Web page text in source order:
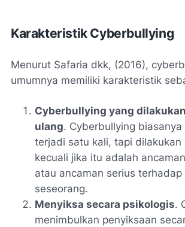
Karakteristik Cyberbullying
Menurut Safaria dkk, (2016),
umumnya memiliki karakteristik
Cyberbullying yang
ulang. Cyberbullying
terjadi satu kali, tapi dilakukan
kecuali jika itu adalah
atau ancaman serius terhadap
seseorang.
Menyiksa secara psikologis.
menimbulkan penyiksaan